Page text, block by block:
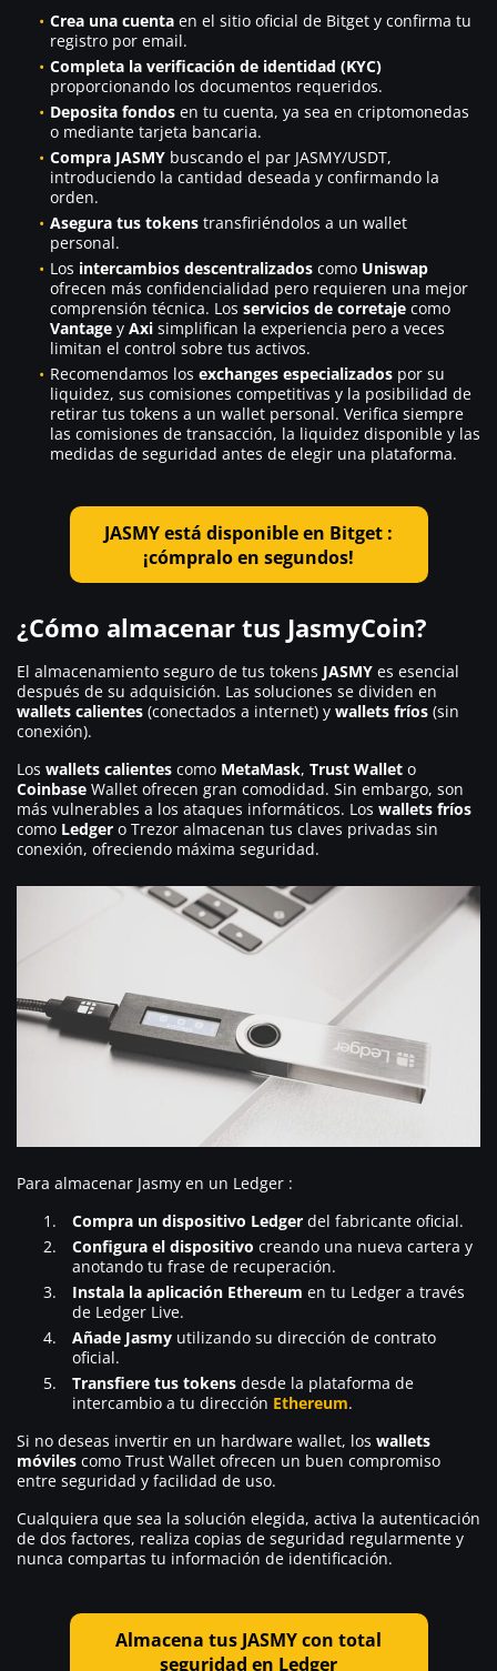
Crea una cuenta en el sitio oficial de Bitget y confirma tu
registro por email.
Completa la verificación de identidad (KYC)
proporcionando los documentos requeridos.
Deposita fondos en tu cuenta, ya sea en criptomonedas
o mediante tarjeta bancaria.
Compra JASMY buscando el par JASMY/USDT,
introduciendo la cantidad deseada y confirmando la
orden.
Asegura tus tokens transfiriéndolos a un wallet
personal.
Los intercambios descentralizados como Uniswap
ofrecen más confidencialidad pero requieren una mejor
comprensión técnica. Los servicios de corretaje como
Vantage y Axi simplifican la experiencia pero a veces
limitan el control sobre tus activos.
Recomendamos los exchanges especializados por su
liquidez, sus comisiones competitivas y la posibilidad de
retirar tus tokens a un wallet personal. Verifica siempre
las comisiones de transacción, la liquidez disponible y las
medidas de seguridad antes de elegir una plataforma.
JASMY está disponible en Bitget :
¡cómpralo en segundos!
¿Cómo almacenar tus JasmyCoin?
El almacenamiento seguro de tus tokens JASMY es esencial
después de su adquisición. Las soluciones se dividen en
wallets calientes (conectados a internet) y wallets fríos (sin
conexión).
Los wallets calientes como MetaMask, Trust Wallet o
Coinbase Wallet ofrecen gran comodidad. Sin embargo, son
más vulnerables a los ataques informáticos. Los wallets fríos
como Ledger o Trezor almacenan tus claves privadas sin
conexión, ofreciendo máxima seguridad.
Para almacenar Jasmy en un Ledger :
Compra un dispositivo Ledger del fabricante oficial.
Configura el dispositivo creando una nueva cartera y
anotando tu frase de recuperación.
Instala la aplicación Ethereum en tu Ledger a través
de Ledger Live.
Añade Jasmy utilizando su dirección de contrato
oficial.
Transfiere tus tokens desde la plataforma de
intercambio a tu dirección Ethereum.
Si no deseas invertir en un hardware wallet, los wallets
móviles como Trust Wallet ofrecen un buen compromiso
entre seguridad y facilidad de uso.
Cualquiera que sea la solución elegida, activa la autenticación
de dos factores, realiza copias de seguridad regularmente y
nunca compartas tu información de identificación.
Almacena tus JASMY con total
seguridad en Ledger